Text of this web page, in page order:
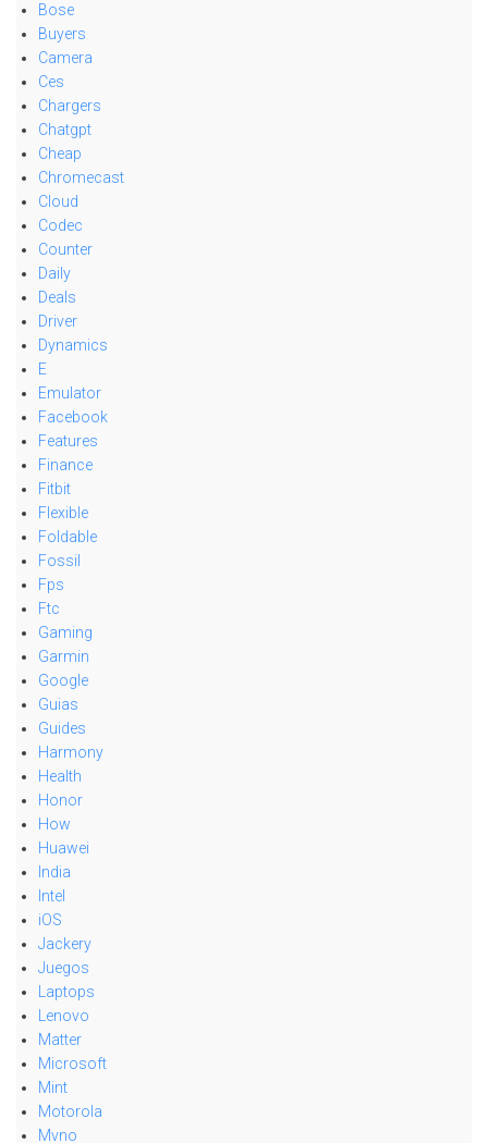
Bose
Buyers
Camera
Ces
Chargers
Chatgpt
Cheap
Chromecast
Cloud
Codec
Counter
Daily
Deals
Driver
Dynamics
E
Emulator
Facebook
Features
Finance
Fitbit
Flexible
Foldable
Fossil
Fps
Ftc
Gaming
Garmin
Google
Guias
Guides
Harmony
Health
Honor
How
Huawei
India
Intel
iOS
Jackery
Juegos
Laptops
Lenovo
Matter
Microsoft
Mint
Motorola
Mvno